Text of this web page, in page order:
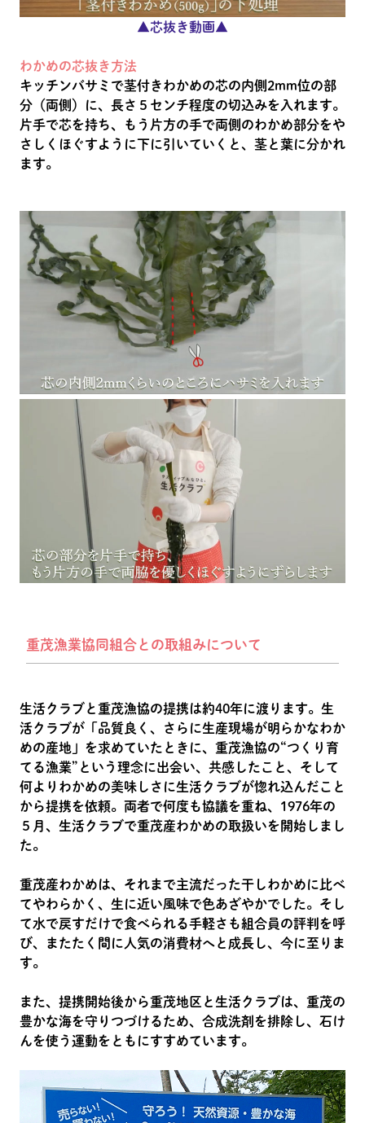
▲芯抜き動画▲
わかめの芯抜き方法
キッチンバサミで茎付きわかめの芯の内側2mm位の部
分（両側）に、長さ５センチ程度の切込みを入れます。
片手で芯を持ち、もう片方の手で両側のわかめ部分をや
さしくほぐすように下に引いていくと、茎と葉に分かれ
ます。
重茂漁業協同組合との取組みについて
生活クラブと重茂漁協の提携は約40年に渡ります。生
活クラブが「品質良く、さらに生産現場が明らかなわか
めの産地」を求めていたときに、重茂漁協の“つくり育
てる漁業”という理念に出会い、共感したこと、そして
何よりわかめの美味しさに生活クラブが惚れ込んだこと
から提携を依頼。両者で何度も協議を重ね、1976年の
５月、生活クラブで重茂産わかめの取扱いを開始しまし
た。
重茂産わかめは、それまで主流だった干しわかめに比べ
てやわらかく、生に近い風味で色あざやかでした。そし
て水で戻すだけで食べられる手軽さも組合員の評判を呼
び、またたく間に人気の消費材へと成長し、今に至りま
す。
また、提携開始後から重茂地区と生活クラブは、重茂の
豊かな海を守りつづけるため、合成洗剤を排除し、石け
んを使う運動をともにすすめています。